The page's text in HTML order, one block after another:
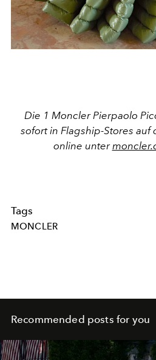
Die 1 Moncler Pierpaolo
sofort in Flagship-Stores
online unter
Tags
MONCLER
Recommended posts for you